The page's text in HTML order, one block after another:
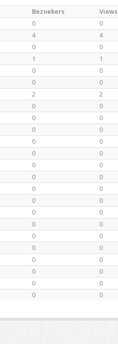
Bezoekers Views
0 0
4 4
0 0
1 1
0 0
0 0
2 2
0 0
0 0
0 0
0 0
0 0
0 0
0 0
0 0
0 0
0 0
0 0
0 0
0 0
0 0
0 0
0 0
0 0